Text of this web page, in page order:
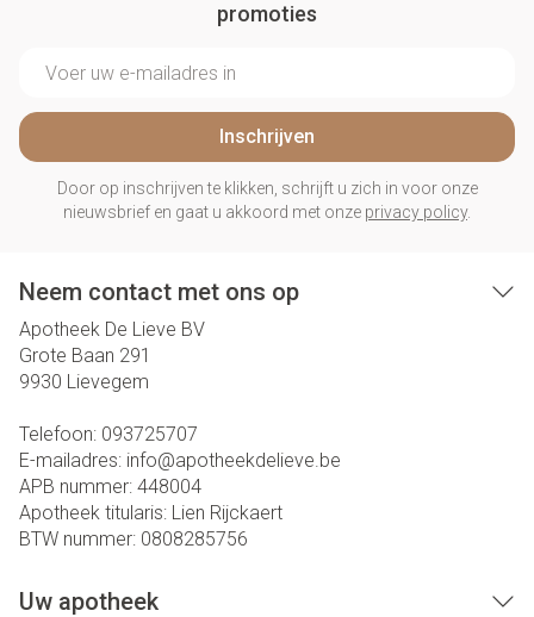
promoties
Inschrijven
Door op inschrijven te klikken, schrijft u zich in voor onze
nieuwsbrief en gaat u akkoord met onze privacy policy.
Neem contact met ons op
Apotheek De Lieve BV
Grote Baan 291
9930 Lievegem
Telefoon: 093725707
E-mailadres: info@apotheekdelieve.be
APB nummer: 448004
Apotheek titularis: Lien Rijckaert
BTW nummer: 0808285756
Uw apotheek